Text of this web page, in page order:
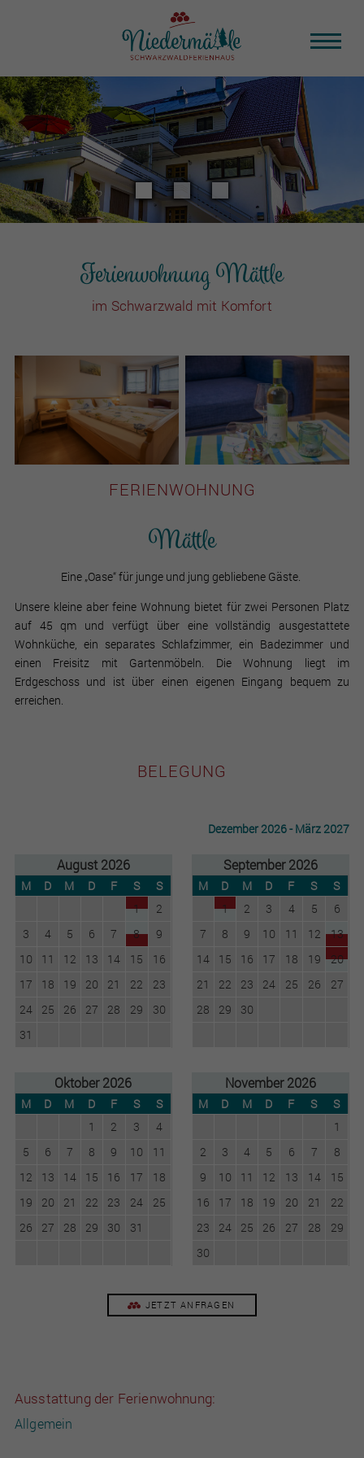
Ferienwohnung Mättle
im Schwarzwald mit Komfort
FERIENWOHNUNG
Mättle
Eine „Oase“ für junge und jung gebliebene Gäste.
Unsere kleine aber feine Wohnung bietet für zwei Personen Platz
auf 45 qm und verfügt über eine vollständig ausgestattete
Wohnküche, ein separates Schlafzimmer, ein Badezimmer und
einen Freisitz mit Gartenmöbeln. Die Wohnung liegt im
Erdgeschoss und ist über einen eigenen Eingang bequem zu
erreichen.
BELEGUNG
Dezember 2026 - März 2027
August 2026
M D M D F S
S
1
2
3
4 5 6 7 8
9
10
11 12 13 14 15
16
17
18 19 20 21 22
23
24
25 26 27 28 29
30
31
September 2026
M D M D F S
S
1
2 3 4 5
6
7
8 9 10 11 12
13
14
15 16 17 18 19
20
21
22 23 24 25 26
27
28
29 30
Oktober 2026
M D M D F S
S
1
2 3
4
5
6 7 8 9 10
11
12
13 14 15 16 17
18
19
20 21 22 23 24
25
26
27 28 29 30 31
November 2026
M D M D F S
S
1
2
3 4 5 6 7
8
9
10 11 12 13 14
15
16
17 18 19 20 21
22
23
24 25 26 27 28
29
30
JETZT ANFRAGEN
Ausstattung der Ferienwohnung:
Allgemein